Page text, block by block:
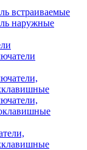
встраиваемые
наружные